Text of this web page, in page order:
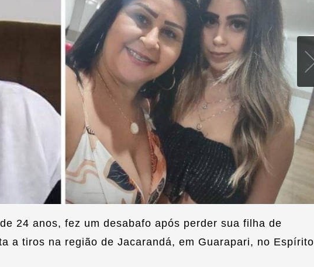
24 anos, fez um desabafo após perder sua filha de
a tiros na região de Jacarandá, em Guarapari, no Espírito